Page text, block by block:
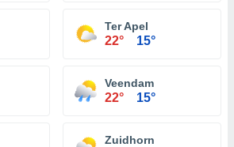
Ter Apel
22° 15°
Veendam
22° 15°
Zuidhorn